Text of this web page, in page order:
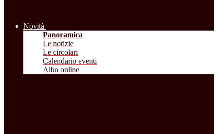
Novità
Panoramica
Le notizie
Le circolari
Calendario eventi
Albo online